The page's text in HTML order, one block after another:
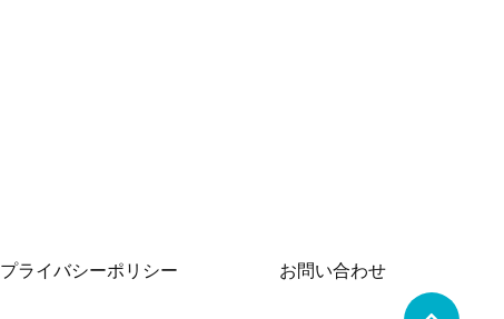
プライバシーポリシー お問い合わせ